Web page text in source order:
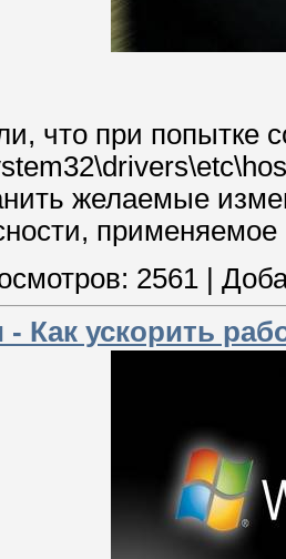
что при попытке
желаемые
2561
Как ускорить